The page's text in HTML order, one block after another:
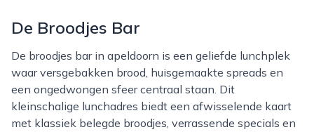
De Broodjes Bar
De broodjes bar in apeldoorn is een geliefde lunchplek
waar versgebakken brood, huisgemaakte spreads en
een ongedwongen sfeer centraal staan. Dit
kleinschalige lunchadres biedt een afwisselende kaart
met klassiek belegde broodjes, verrassende specials en